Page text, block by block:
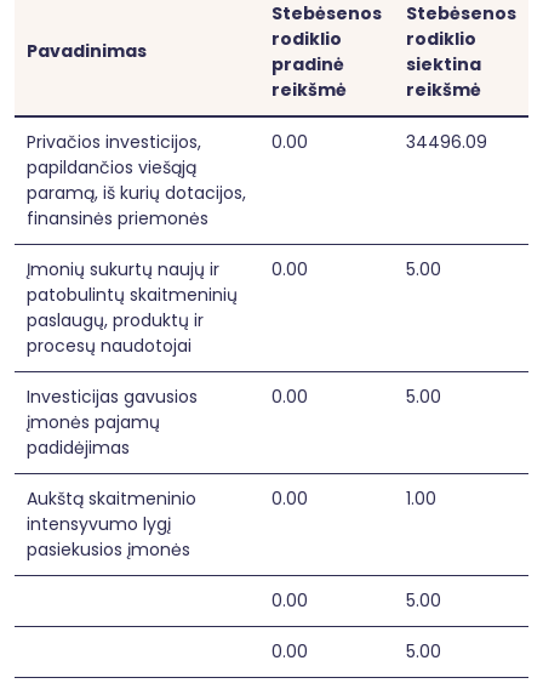
Pavadinimas
Stebėsenos
rodiklio
pradinė
reikšmė
Stebėsenos
rodiklio
siektina
reikšmė
Privačios investicijos,
papildančios viešąją
paramą, iš kurių dotacijos,
finansinės priemonės
0.00 34496.09
Įmonių sukurtų naujų ir
patobulintų skaitmeninių
paslaugų, produktų ir
procesų naudotojai
0.00 5.00
Investicijas gavusios
įmonės pajamų
padidėjimas
0.00 5.00
Aukštą skaitmeninio
intensyvumo lygį
pasiekusios įmonės
0.00 1.00
0.00 5.00
0.00 5.00